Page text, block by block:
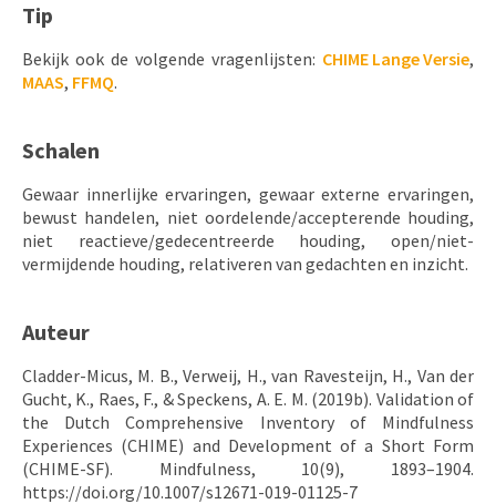
Tip
Bekijk ook de volgende vragenlijsten: CHIME Lange Versie,
MAAS, FFMQ.
Schalen
Gewaar innerlijke ervaringen, gewaar externe ervaringen,
bewust handelen, niet oordelende/accepterende houding,
niet reactieve/gedecentreerde houding, open/niet-
vermijdende houding, relativeren van gedachten en inzicht.
Auteur
Cladder-Micus, M. B., Verweij, H., van Ravesteijn, H., Van der
Gucht, K., Raes, F., & Speckens, A. E. M. (2019b). Validation of
the Dutch Comprehensive Inventory of Mindfulness
Experiences (CHIME) and Development of a Short Form
(CHIME-SF). Mindfulness, 10(9), 1893–1904.
https://doi.org/10.1007/s12671-019-01125-7